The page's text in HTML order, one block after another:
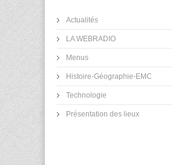
Actualités
LA WEBRADIO
Menus
Histoire-Géographie-EMC
Technologie
Présentation des lieux